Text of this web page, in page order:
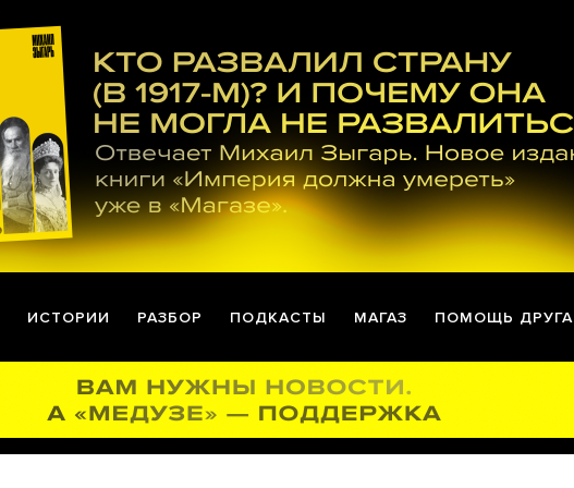
ИСТОРИИ РАЗБОР ПОДКАСТЫ МАГАЗ ПОМОЩЬ ДРУГА